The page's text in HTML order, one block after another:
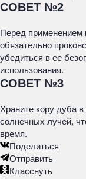
СОВЕТ №2
Перед применением
обязательно
убедиться в ее
использования.
СОВЕТ №3
Храните кору дуба
солнечных лучей,
время.
Поделиться
Отправить
Класснуть